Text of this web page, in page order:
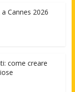
Cannes 2026
come creare